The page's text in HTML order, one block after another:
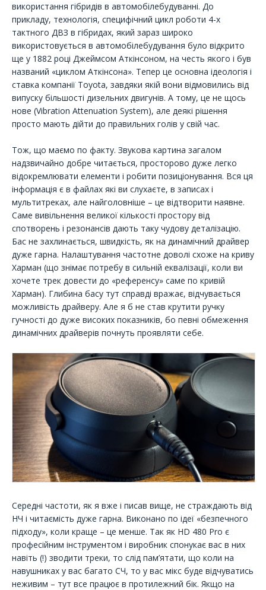
використання гібридів в автомобілебудуванні. До
прикладу, технологія, специфічний цикл роботи 4-х
тактного ДВЗ в гібридах, який зараз широко
використовується в автомобілебудування було відкрито
ще у 1882 році Джеймсом Аткінсоном, на честь якого і був
названий «циклом Аткінсона». Тепер це основна ідеологія і
ставка компанії Toyota, завдяки якій вони відмовились від
випуску більшості дизельних двигунів. А тому, це не щось
нове (Vibration Attenuation System), але деякі рішення
просто мають дійти до правильних голів у свій час.
Тож, що маємо по факту. Звукова картина загалом
надзвичайно добре читається, просторово дуже легко
відокремлювати елементи і робити позиціонування. Вся ця
інформація є в файлах які ви слухаєте, в записах і
мультитреках, але найголовніше – це відтворити наявне.
Саме вивільнення великої кількості простору від
спотворень і резонансів дають таку чудову деталізацію.
Бас не захлинається, швидкість, як на динамічний драйвер
дуже гарна. Налаштування частотне доволі схоже на криву
Харман (що знімає потребу в сильній еквалізації, коли ви
хочете трек довести до «референсу» саме по кривій
Харман). Глибина басу тут справді вражає, відчувається
можливість драйверу. Але я б не став крутити ручку
гучності до дуже високих показників, бо певні обмеження
динамічних драйверів почнуть проявляти себе.
Середні частоти, як я вже і писав вище, не страждають від
НЧ і читаємість дуже гарна. Виконано по ідеї «безпечного
підходу», коли краще – це менше. Так як HD 480 Pro є
професійним інструментом і виробник спонукає вас в них
навіть (!) зводити треки, то слід пам’ятати, що коли на
навушниках у вас багато СЧ, то у вас мікс буде відчуватись
неживим – тут все працює в протилежний бік. Якщо на